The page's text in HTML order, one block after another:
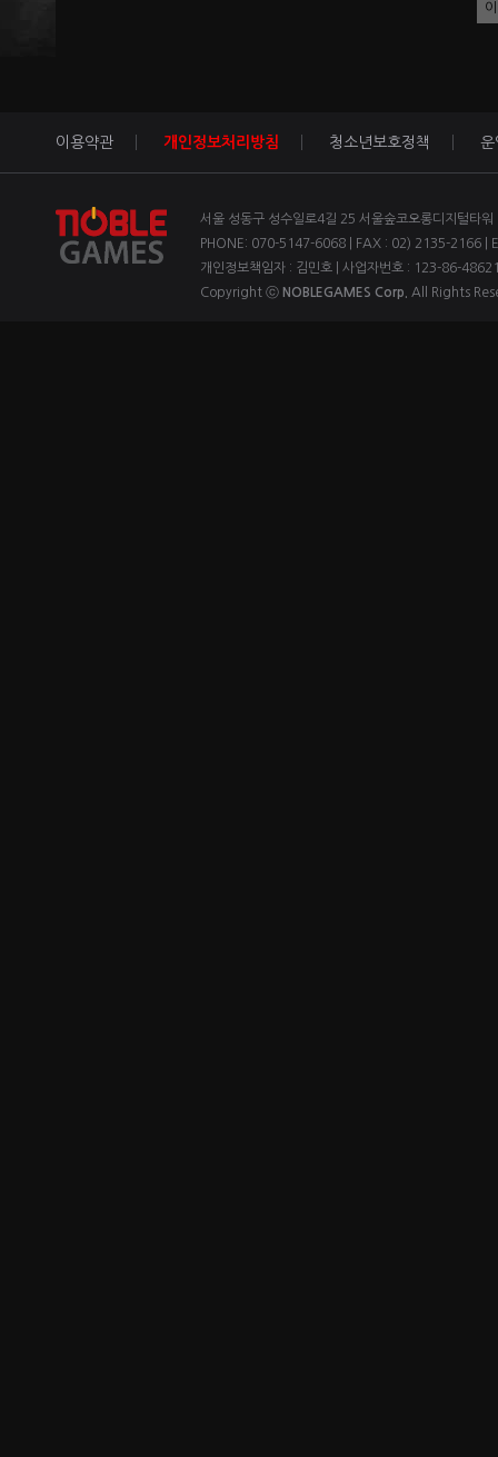
이용약관 개인정보처리방침 청소년보호정책 운
서울 성동구 성수일로4길 25 서울숲코오롱디지털타
PHONE: 070-5147-6068 | FAX : 02) 2135-2166 |
개인정보책임자 : 김민호 | 사업자번호 : 123-86-
Copyright ⓒ NOBLEGAMES Corp. All Rights